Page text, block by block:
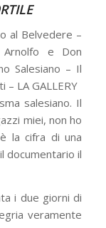
al Belvedere –
Arnolfo e Don
Salesiano – Il
– LA GALLERY
salesiano. Il
miei, non ho
la cifra di una
documentario il
i due giorni di
veramente